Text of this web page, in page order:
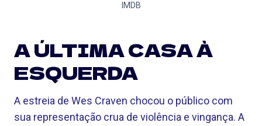
IMDB
A ÚLTIMA CASA À
ESQUERDA
A estreia de Wes Craven chocou o público com
sua representação crua de violência e vingança. A